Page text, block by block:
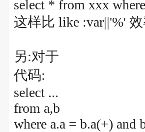
select * from xxx
这样比 like :var||'%'
另:对于
代码:
select ...
from a,b
where a.a = b.a(+) and